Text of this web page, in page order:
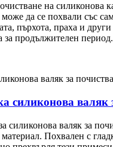
на силиконова
да се похвали със
пърхота, праха и
за продължителен
силиконова валяк
силиконова валяк за
Похвален с